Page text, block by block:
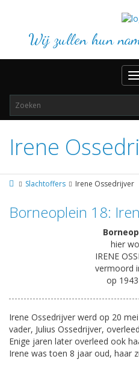
Wij zullen hun
Irene
Slachtoffers Irene Ossedrijver
Borneoplein 18:
hier
IRENE
vermoord
op
Irene Ossedrijver werd op 20
vader, Julius Ossedrijver,
Enige jaren later overleed ook
Irene was toen 8 jaar oud, haar